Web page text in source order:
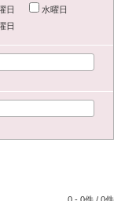
日
水曜日
日